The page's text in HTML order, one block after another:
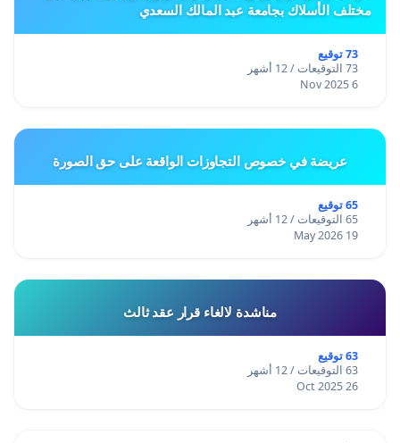
مختلف الأسلاك بجامعة عبد المالك السعدي
73 توقيع
73 التوقيعات / 12 أشهر
6 Nov 2025
عريضة في خصوص التجاوزات الواقعة على حق الصورة
65 توقيع
65 التوقيعات / 12 أشهر
19 May 2026
مناشدة لالغاء قرار عقد ثالث
63 توقيع
63 التوقيعات / 12 أشهر
26 Oct 2025